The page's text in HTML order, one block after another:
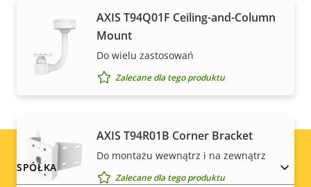
AXIS T94Q01F Ceiling-and-Column
Mount
Do wielu zastosowań
Zalecane dla tego produktu
AXIS T94R01B Corner Bracket
Do montażu wewnątrz i na zewnątrz
Zalecane dla tego produktu
unijnym przepisom dotyczącym kontroli eksportu, a
także innym krajowym przepisom dotyczącym
kontroli eksportu. Informacje
przepisami dotyczącymi eksportu danego produktu
znajdziesz tu
Footer
SPÓŁKA